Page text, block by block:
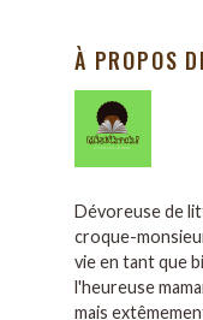
À PROPOS
Dévoreuse de
croque-
vie en tant que
l'heureuse
mais